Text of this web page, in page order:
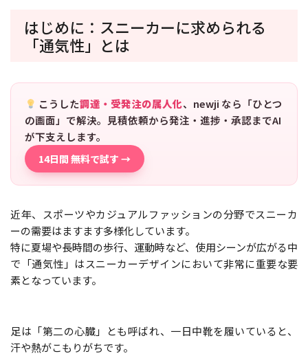
はじめに：スニーカーに求められる
「通気性」とは
こうした調達・受発注の属人化、newji なら「ひとつ
の画面」で解決。見積依頼から発注・進捗・承認までAI
が下支えします。
14日間 無料で試す →
近年、スポーツやカジュアルファッションの分野でスニーカ
ーの需要はますます多様化しています。
特に夏場や長時間の歩行、運動時など、使用シーンが広がる中
で「通気性」はスニーカーデザインにおいて非常に重要な要
素となっています。
足は「第二の心臓」とも呼ばれ、一日中靴を履いていると、
汗や熱がこもりがちです。